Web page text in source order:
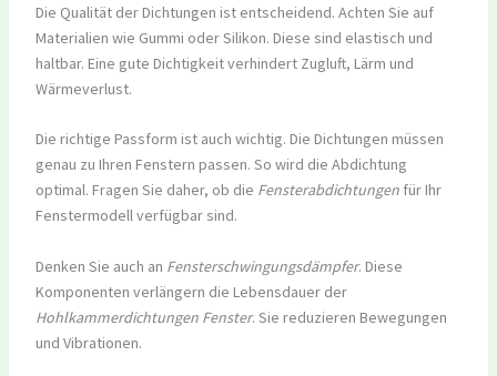
Die Qualität der Dichtungen ist entscheidend. Achten Sie auf
Materialien wie Gummi oder Silikon. Diese sind elastisch und
haltbar. Eine gute Dichtigkeit verhindert Zugluft, Lärm und
Wärmeverlust.
Die richtige Passform ist auch wichtig. Die Dichtungen müssen
genau zu Ihren Fenstern passen. So wird die Abdichtung
optimal. Fragen Sie daher, ob die Fensterabdichtungenfür Ihr
Fenstermodell verfügbar sind.
Denken Sie auch an Fensterschwingungsdämpfer. Diese
Komponenten verlängern die Lebensdauer der
Hohlkammerdichtungen Fenster. Sie reduzieren Bewegungen
und Vibrationen.